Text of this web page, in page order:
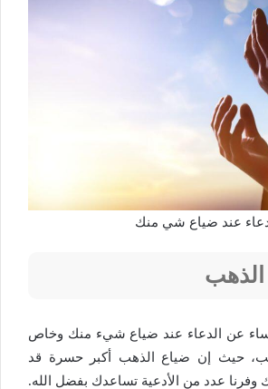
عند ضياع شي منك
الذهب
عن الدعاء عند ضياع شيء منك وخاص
حيث إن ضياع الذهب أكبر حسرة قد
وفرنا عدد من الأدعية تساعدك بفضل الله.